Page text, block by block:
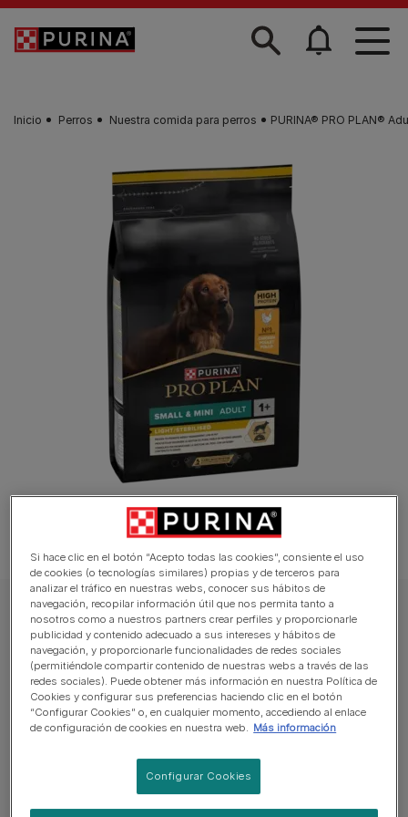
Skip to main content
Inicio Perros Nuestra comida para perros PURINA® PRO PLAN®
PRO PLAN Perro Pienso
PURINA® PRO PLAN® Adult Small & Mini
Light / Sterilised
Sin reseñas aún
Tamaños disponibles: 3kg
Ayuda a mantener la masa corporal magra durante la
Si hace clic en el botón “Acepto todas las cookies”, consiente el uso
de cookies (o tecnologías similares) propias y de terceros para
analizar el tráfico en nuestras webs, conocer sus hábitos de
navegación, recopilar información útil que nos permita tanto a
nosotros como a nuestros partners crear perfiles y proporcionarle
publicidad y contenido adecuado a sus intereses y hábitos de
navegación, y proporcionarle funcionalidades de redes sociales
(permitiéndole compartir contenido de nuestras webs a través de las
redes sociales). Puede obtener más información en nuestra Política de
Cookies y configurar sus preferencias haciendo clic en el botón
“Configurar Cookies” o, en cualquier momento, accediendo al enlace
de configuración de cookies en nuestra web. Más información
Configurar Cookies